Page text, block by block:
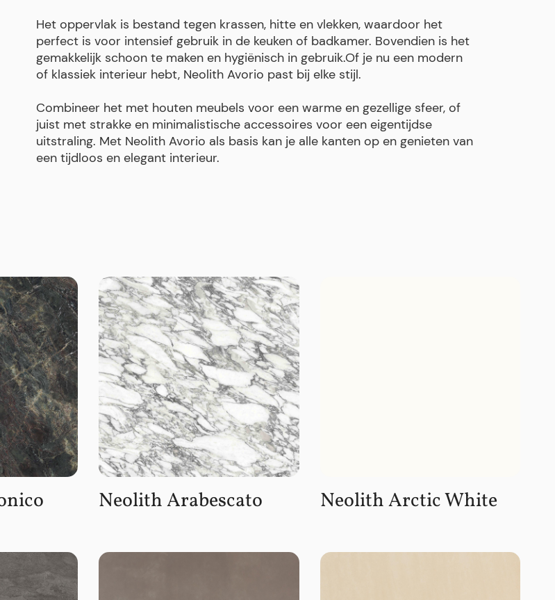
Het oppervlak is bestand tegen krassen, hitte en vlekken, waardoor het
perfect is voor intensief gebruik in de keuken of badkamer. Bovendien is het
gemakkelijk schoon te maken en hygiënisch in gebruik.Of je nu een modern
of klassiek interieur hebt, Neolith Avorio past bij elke stijl.
Combineer het met houten meubels voor een warme en gezellige sfeer, of
juist met strakke en minimalistische accessoires voor een eigentijdse
uitstraling. Met Neolith Avorio als basis kan je alle kanten op en genieten van
een tijdloos en elegant interieur.
Neolith Arabescato Neolith Arctic White